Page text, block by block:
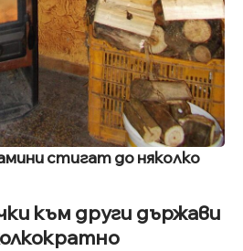
стигат до няколко
към други държави